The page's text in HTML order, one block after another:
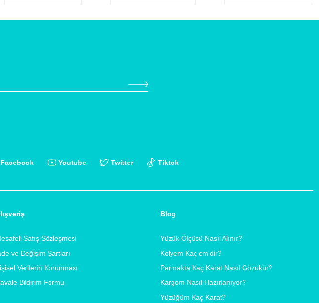
Facebook Youtube Twitter Tiktok
Satış Sözleşmesi
ve Değişim Şartları
Verilerin Korunması
Bildirim Formu
Blog
Yüzük Ölçüsü Nasıl Alınır?
Kolyem Kaç cm'dir?
Parmakta Kaç Karat Nasıl Gözükür?
Kargom Nasıl Hazırlanıyor?
Yüzüğüm Kaç Karat?